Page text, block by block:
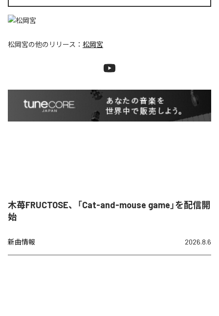
松岡宮の他のリリース： 松岡宮
木苺FRUCTOSE、「Cat-and-mouse game」を配信開
始
新曲情報 2026.8.6